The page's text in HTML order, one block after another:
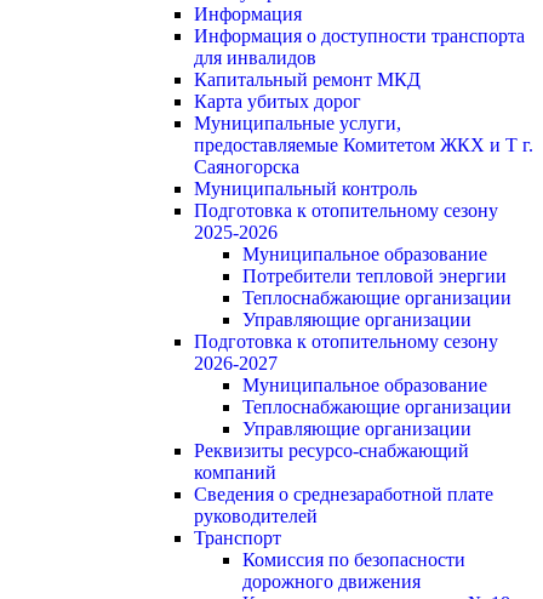
Информация
Информация о доступности транспорта
для инвалидов
Капитальный ремонт МКД
Карта убитых дорог
Муниципальные услуги,
предоставляемые Комитетом ЖКХ и Т г.
Саяногорска
Муниципальный контроль
Подготовка к отопительному сезону
2025-2026
Муниципальное образование
Потребители тепловой энергии
Теплоснабжающие организации
Управляющие организации
Подготовка к отопительному сезону
2026-2027
Муниципальное образование
Теплоснабжающие организации
Управляющие организации
Реквизиты ресурсо-снабжающий
компаний
Сведения о среднезаработной плате
руководителей
Транспорт
Комиссия по безопасности
дорожного движения